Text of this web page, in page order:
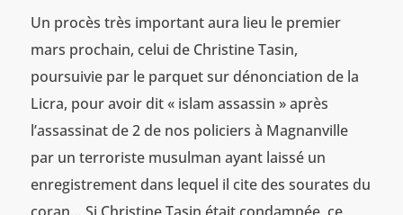
Un procès très important aura lieu le premier
mars prochain, celui de Christine Tasin,
poursuivie par le parquet sur dénonciation de la
Licra, pour avoir dit « islam assassin » après
l’assassinat de 2 de nos policiers à Magnanville
par un terroriste musulman ayant laissé un
enregistrement dans lequel il cite des sourates du
coran… Si Christine Tasin était condamnée, ce